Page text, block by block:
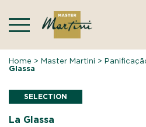
content
Home >Master Martini >
Glassa
SELECTION
La Glassa